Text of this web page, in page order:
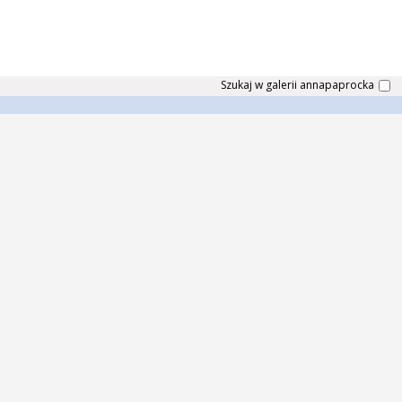
Szukaj w galerii annapaprocka